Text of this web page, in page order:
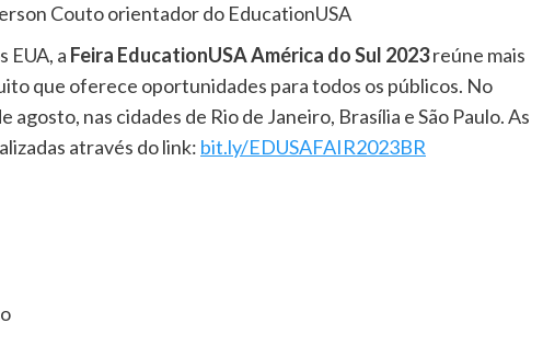
Couto orientador do EducationUSA
EUA, a Feira EducationUSA América do Sul 2023reúne mais
que oferece oportunidades para todos os públicos. No
agosto, nas cidades de Rio de Janeiro, Brasília e São Paulo. As
através do link: bit.ly/EDUSAFAIR2023BR